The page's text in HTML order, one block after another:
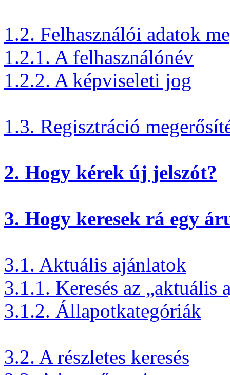
1.2. Felhasználói adatok
1.2.1. A felhasználónév
1.2.2. A képviseleti jog
1.3. Regisztráció
2. Hogy kérek új jelszót?
3. Hogy keresek rá egy
3.1. Aktuális ajánlatok
3.1.1. Keresés az „aktuális
3.1.2. Állapotkategóriák
3.2. A részletes keresés